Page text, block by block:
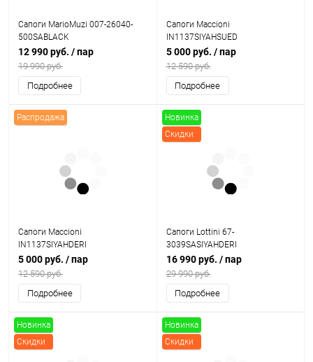
Сапоги MarioMuzi 007-26040-
500SABLACK
12 990 руб. / пар
19 990 руб.
Подробнее
Сапоги Maccioni
IN1137SIYAHSUED
5 000 руб. / пар
12 590 руб.
Подробнее
Распродажа
Сапоги Maccioni
IN1137SIYAHDERI
5 000 руб. / пар
12 590 руб.
Подробнее
Новинка
Скидки
Сапоги Lottini 67-
3039SASIYAHDERI
16 990 руб. / пар
29 990 руб.
Подробнее
Новинка
Скидки
Новинка
Скидки